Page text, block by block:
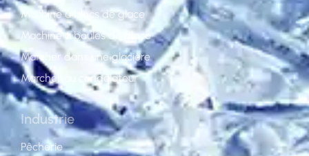
Machine à blocs de glace
Machine à boules de glace
Marcher dans une glacière
Marcher au congélateur
Industrie
Pêcherie